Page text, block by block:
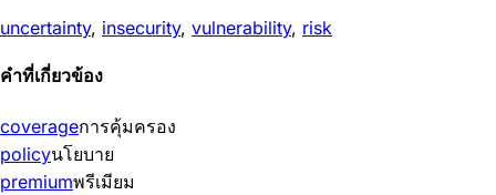
uncertainty, insecurity, vulnerability, risk
คำที่เกี่ยวข้อง
coverageการคุ้มครอง
policyนโยบาย
premiumพรีเมียม